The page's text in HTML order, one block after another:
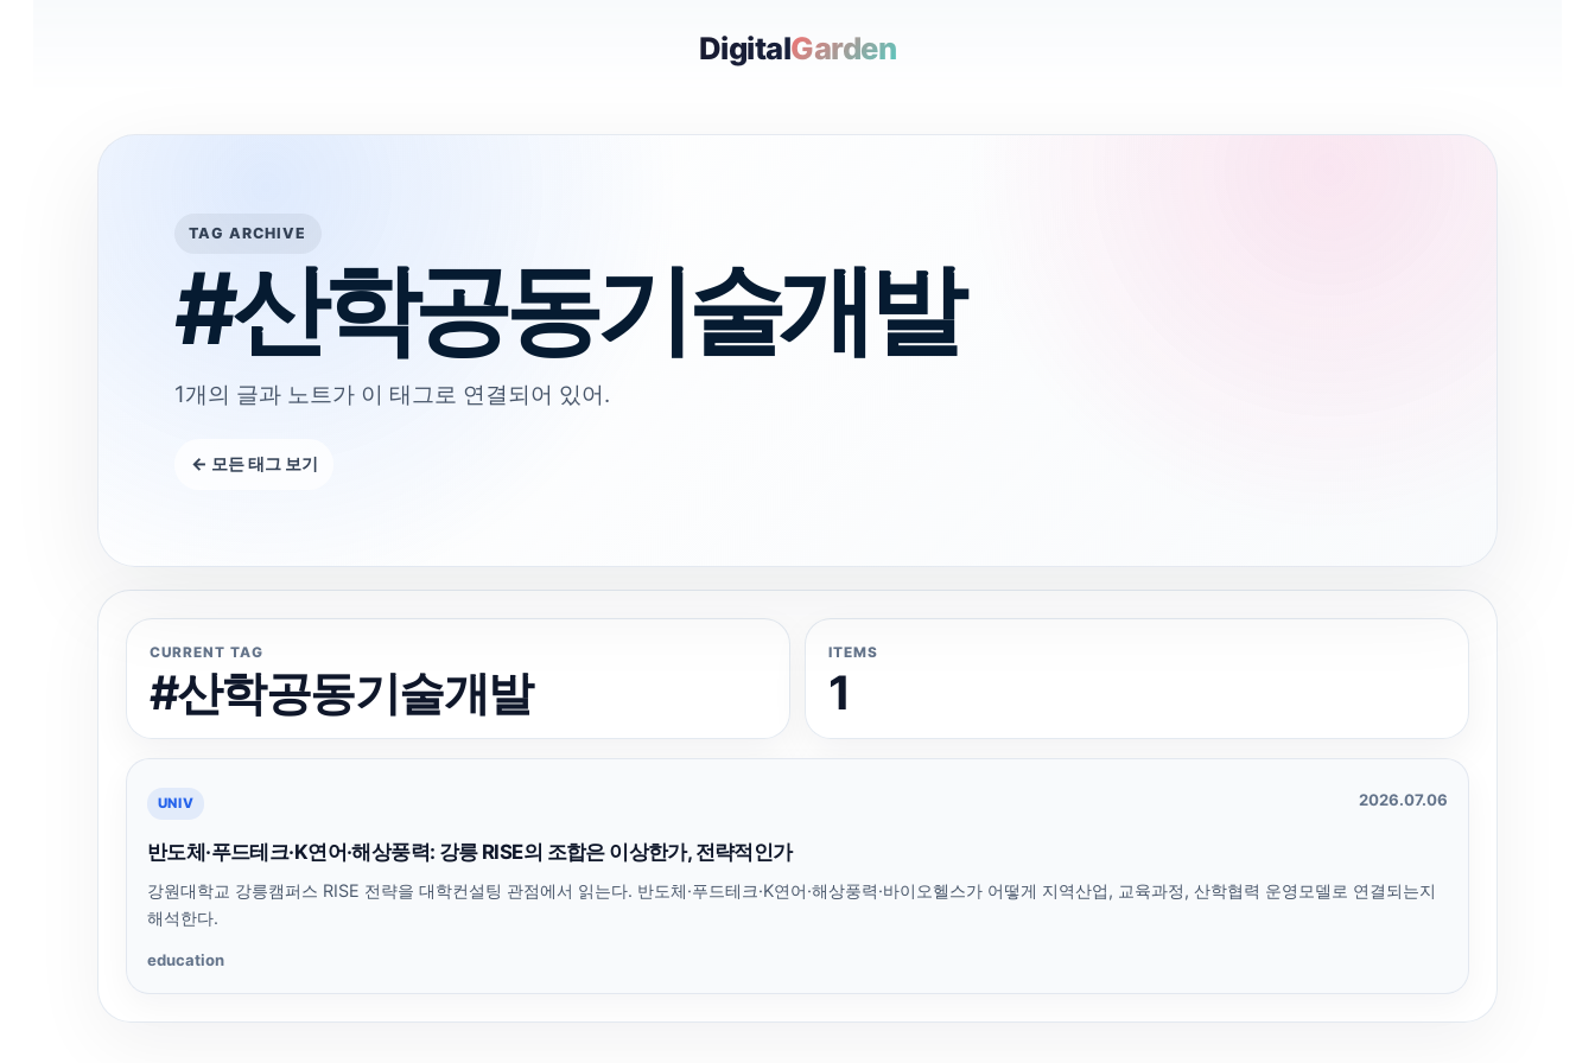
DigitalGarden
TAG ARCHIVE
#산학공동기술개발
1개의 글과 노트가 이 태그로 연결되어 있어.
← 모든 태그 보기
CURRENT TAG
#산학공동기술개발
ITEMS
1
UNIV 2026.07.06
반도체·푸드테크·K연어·해상풍력: 강릉 RISE의 조합은 이상한가, 전략적인가
강원대학교 강릉캠퍼스 RISE 전략을 대학컨설팅 관점에서 읽는다. 반도체·푸드테크·K연어·해상풍력·바이오헬스가 어떻게 지역산업, 교육과정, 산학협력 운영모델로 연결되는지
해석한다.
education